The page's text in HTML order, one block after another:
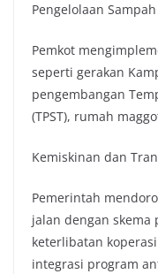
Pengelolaan Sampah
Pemkot
seperti gerakan
pengembangan
(TPST), rumah
Kemiskinan dan
Pemerintah
jalan dengan skema
keterlibatan
integrasi program